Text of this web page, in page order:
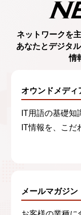
ネットワークを
あなたとデジタル
情
オウンドメディ
IT用語の基礎知
IT情報を、こだ
メールマガジン